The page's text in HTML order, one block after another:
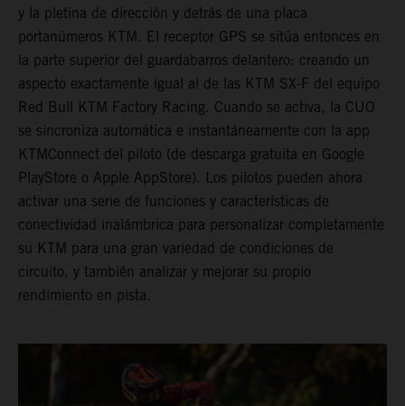
y la pletina de dirección y detrás de una placa
portanúmeros KTM. El receptor GPS se sitúa entonces en
la parte superior del guardabarros delantero: creando un
aspecto exactamente igual al de las KTM SX-F del equipo
Red Bull KTM Factory Racing. Cuando se activa, la CUO
se sincroniza automática e instantáneamente con la app
KTMConnect del piloto (de descarga gratuita en Google
PlayStore o Apple AppStore). Los pilotos pueden ahora
activar una serie de funciones y características de
conectividad inalámbrica para personalizar completamente
su KTM para una gran variedad de condiciones de
circuito, y también analizar y mejorar su propio
rendimiento en pista.